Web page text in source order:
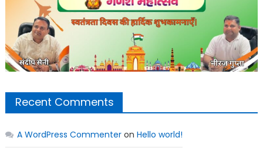
Recent Comments
A WordPress Commenteron Hello world!